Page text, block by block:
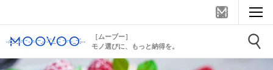
［ムーブー］
モノ選びに、もっと納得を。